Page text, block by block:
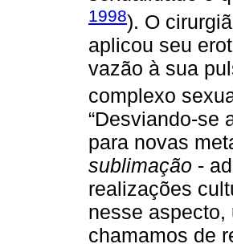
1998). O
aplicou seu
vazão à sua
complexo
“Desviando-se
para novas
sublimação -
realizações
nesse
chamamos de